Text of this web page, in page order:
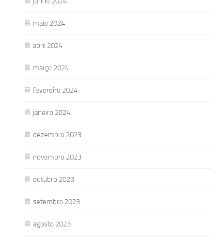
maio 2024
abril 2024
março 2024
fevereiro 2024
janeiro 2024
dezembro 2023
novembro 2023
outubro 2023
setembro 2023
agosto 2023